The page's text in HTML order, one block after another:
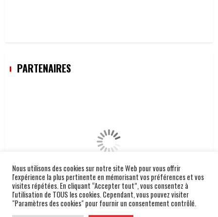
PARTENAIRES
Nous utilisons des cookies sur notre site Web pour vous offrir
l'expérience la plus pertinente en mémorisant vos préférences et vos
visites répétées. En cliquant “Accepter tout”, vous consentez à
l'utilisation de TOUS les cookies. Cependant, vous pouvez visiter
"Paramètres des cookies" pour fournir un consentement contrôlé.